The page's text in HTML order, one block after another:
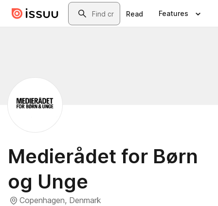
Skip to main contentSearch
Read Features
Medierådet for Børn
og Unge
Copenhagen, Denmark